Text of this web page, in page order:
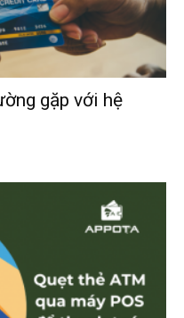
gặp với hệ